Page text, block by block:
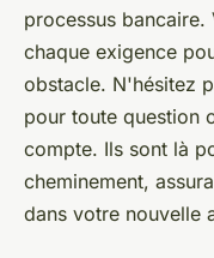
processus
chaque exigence
obstacle. N'hésitez
pour toute question
compte. Ils sont là
cheminement,
dans votre nouvelle